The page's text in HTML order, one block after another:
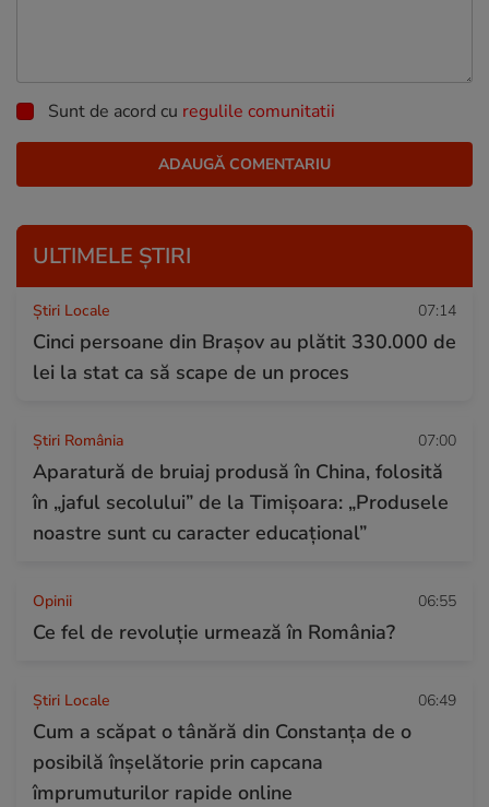
Sunt de acord cu regulile comunitatii
ULTIMELE ȘTIRI
Știri Locale 07:14
Cinci persoane din Brașov au plătit 330.000 de
lei la stat ca să scape de un proces
Știri România 07:00
Aparatură de bruiaj produsă în China, folosită
în „jaful secolului” de la Timișoara: „Produsele
noastre sunt cu caracter educațional”
Opinii 06:55
Ce fel de revoluție urmează în România?
Știri Locale 06:49
Cum a scăpat o tânără din Constanța de o
posibilă înșelătorie prin capcana
împrumuturilor rapide online